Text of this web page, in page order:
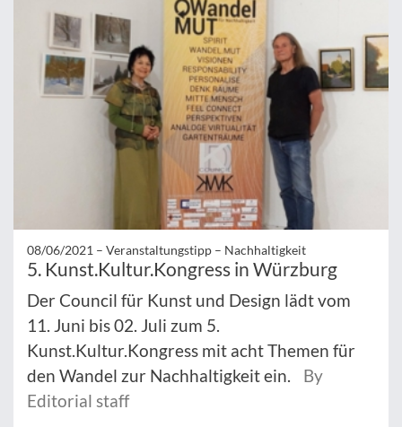
08/06/2021 – Veranstaltungstipp – Nachhaltigkeit
5. Kunst.Kultur.Kongress in Würzburg
Der Council für Kunst und Design lädt vom
11. Juni bis 02. Juli zum 5.
Kunst.Kultur.Kongress mit acht Themen für
den Wandel zur Nachhaltigkeit ein.
By
Editorial staff